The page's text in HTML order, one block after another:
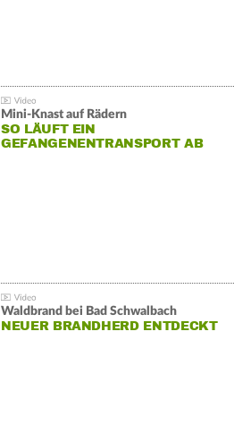
Mini-Knast auf Rädern
SO LÄUFT EIN
GEFANGENENTRANSPORT AB
Waldbrand bei Bad Schwalbach
NEUER BRANDHERD ENTDECKT